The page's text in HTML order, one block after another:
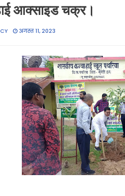
आक्साइड चक्र।
अगस्त 11, 2023